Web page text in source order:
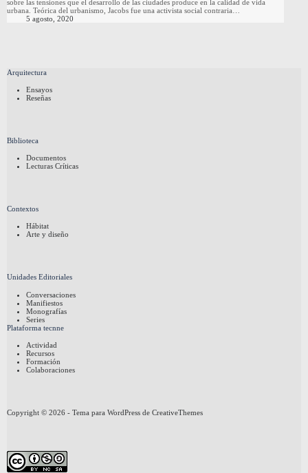
sobre las tensiones que el desarrollo de las ciudades produce en la calidad de vida
urbana. Teórica del urbanismo, Jacobs fue una activista social contraria…
5 agosto, 2020
Arquitectura
Ensayos
Reseñas
Biblioteca
Documentos
Lecturas Críticas
Contextos
Hábitat
Arte y diseño
Unidades Editoriales
Conversaciones
Manifiestos
Monografías
Series
Plataforma tecnne
Actividad
Recursos
Formación
Colaboraciones
Copyright © 2026 - Tema para WordPress de CreativeThemes